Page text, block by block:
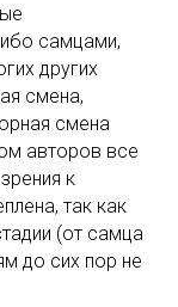
самцами,
других
смена,
смена
авторов все
к
так как
(от самца
до сих пор не